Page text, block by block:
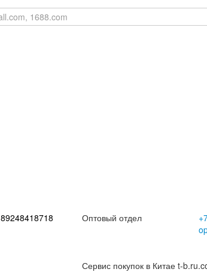
89248418718 Оптовый отдел
Сервис покупок в Китае t-